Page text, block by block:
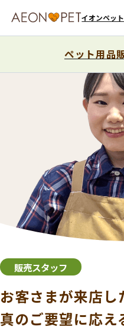
イオンペッ
ペット用品
販売スタッフ
お客さまが来店し
真のご要望に応え